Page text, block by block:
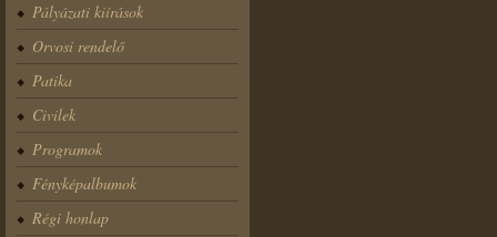
Pályázati kiírások
Orvosi rendelő
Patika
Civilek
Programok
Fényképalbumok
Régi honlap